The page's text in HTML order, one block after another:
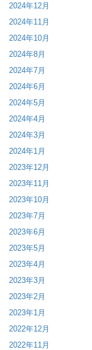
2024年12月
2024年11月
2024年10月
2024年8月
2024年7月
2024年6月
2024年5月
2024年4月
2024年3月
2024年1月
2023年12月
2023年11月
2023年10月
2023年7月
2023年6月
2023年5月
2023年4月
2023年3月
2023年2月
2023年1月
2022年12月
2022年11月